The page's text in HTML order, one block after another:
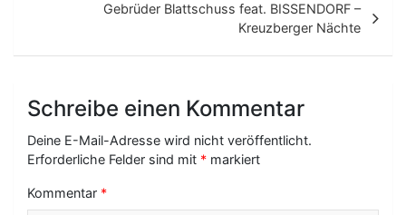
r
g
Gebrüder Blattschuss feat. BISSENDORF –
Kreuzberger Nächte
Schreibe einen Kommentar
Deine E-Mail-Adresse wird nicht veröffentlicht.
Erforderliche Felder sind mit * markiert
Kommentar *